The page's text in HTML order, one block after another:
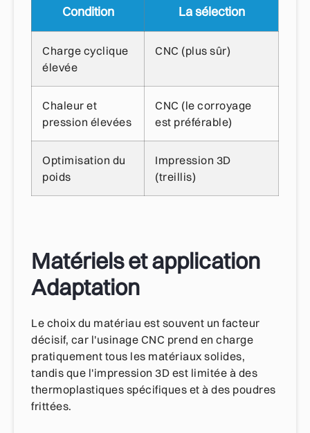
Condition La sélection
Charge cyclique
élevée
CNC (plus sûr)
Chaleur et
pression élevées
CNC (le corroyage
est préférable)
Optimisation du
poids
Impression 3D
(treillis)
Matériels et application
Adaptation
Le choix du matériau est souvent un facteur
décisif, car l'usinage CNC prend en charge
pratiquement tous les matériaux solides,
tandis que l'impression 3D est limitée à des
thermoplastiques spécifiques et à des poudres
frittées.